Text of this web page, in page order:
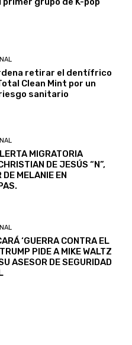
retirar el dentífrico
Clean Mint por un
sanitario
MIGRATORIA
DE JESÚS “N”,
DE MELANIE EN
‘GUERRA CONTRA EL
PIDE A MIKE WALTZ
ASESOR DE SEGURIDAD